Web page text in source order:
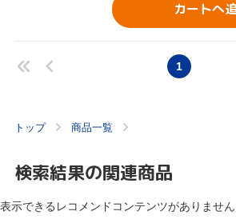
カートへ
1
トップ 商品一覧
検索結果の関連商品
表示できるレコメンドコンテンツがありません